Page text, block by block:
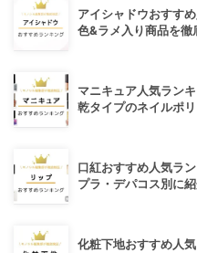
アイシャドウおすす
色&ラメ入り商品を徹
マニキュア人気ラン
乾タイプのネイルポ
口紅おすすめ人気ラ
プラ・デパコス別に紹
化粧下地おすすめ人